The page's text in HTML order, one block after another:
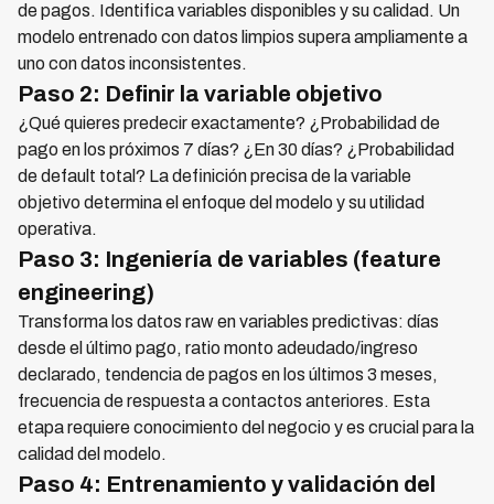
de pagos. Identifica variables disponibles y su calidad. Un
modelo entrenado con datos limpios supera ampliamente a
uno con datos inconsistentes.
Paso 2: Definir la variable objetivo
¿Qué quieres predecir exactamente? ¿Probabilidad de
pago en los próximos 7 días? ¿En 30 días? ¿Probabilidad
de default total? La definición precisa de la variable
objetivo determina el enfoque del modelo y su utilidad
operativa.
Paso 3: Ingeniería de variables (feature
engineering)
Transforma los datos raw en variables predictivas: días
desde el último pago, ratio monto adeudado/ingreso
declarado, tendencia de pagos en los últimos 3 meses,
frecuencia de respuesta a contactos anteriores. Esta
etapa requiere conocimiento del negocio y es crucial para la
calidad del modelo.
Paso 4: Entrenamiento y validación del